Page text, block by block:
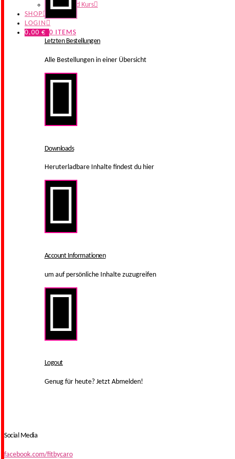
Mutter-Kind Kurs
SHOP
LOGIN
0,00 € 0 ITEMS
Letzten Bestellungen
Alle Bestellungen in einer Übersicht
Downloads
Heruterladbare Inhalte findest du hier
Account Informationen
um auf persönliche Inhalte zuzugreifen
Logout
Genug für heute? Jetzt Abmelden!
Social Media
facebook.com/fitbycaro